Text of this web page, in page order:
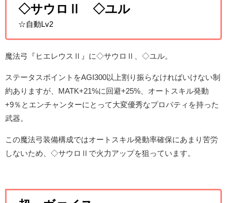
◇サウロⅡ ◇ユル
☆自動Lv2
魔法弓『ヒエレウスⅡ』に◇サウロⅡ、◇ユル。
ステータスポイントをAGI300以上割り振らなければいけない制
約ありますが、MATK+21%に回避+25%、オートスキル発動
+9％とエンチャンターにとって大変優秀なプロパティを持った
武器。
この魔法弓装備構成ではオートスキル発動率確保にあまり苦労
しないため、◇サウロⅡで火力アップを狙っています。